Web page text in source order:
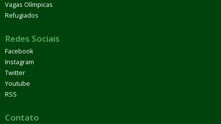
Vagas Olímpicas
Refugiados
Redes Sociais
Facebook
Instagram
Twitter
Youtube
RSS
Contato